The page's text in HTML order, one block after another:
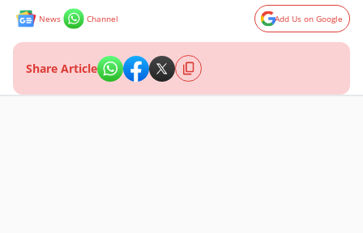
News Channel Add Us on Google
Share Article